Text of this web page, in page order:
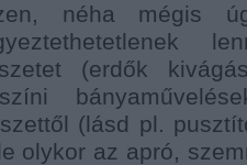
néha mégis
(erdők
(lásd pl.
olykor az apró,